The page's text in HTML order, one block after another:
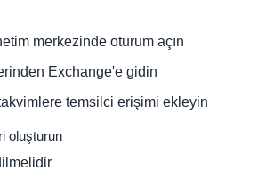
merkezinde oturum açın
Exchange'e gidin
temsilci erişimi ekleyin
oluşturun